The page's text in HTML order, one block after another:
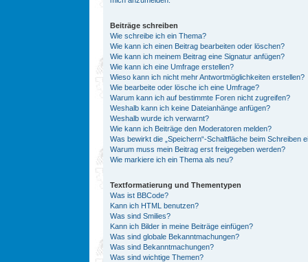
Beiträge schreiben
Wie schreibe ich ein Thema?
Wie kann ich einen Beitrag bearbeiten oder löschen?
Wie kann ich meinem Beitrag eine Signatur anfügen?
Wie kann ich eine Umfrage erstellen?
Wieso kann ich nicht mehr Antwortmöglichkeiten erstellen?
Wie bearbeite oder lösche ich eine Umfrage?
Warum kann ich auf bestimmte Foren nicht zugreifen?
Weshalb kann ich keine Dateianhänge anfügen?
Weshalb wurde ich verwarnt?
Wie kann ich Beiträge den Moderatoren melden?
Was bewirkt die „Speichern“-Schaltfläche beim Schreiben
Warum muss mein Beitrag erst freigegeben werden?
Wie markiere ich ein Thema als neu?
Textformatierung und Thementypen
Was ist BBCode?
Kann ich HTML benutzen?
Was sind Smilies?
Kann ich Bilder in meine Beiträge einfügen?
Was sind globale Bekanntmachungen?
Was sind Bekanntmachungen?
Was sind wichtige Themen?